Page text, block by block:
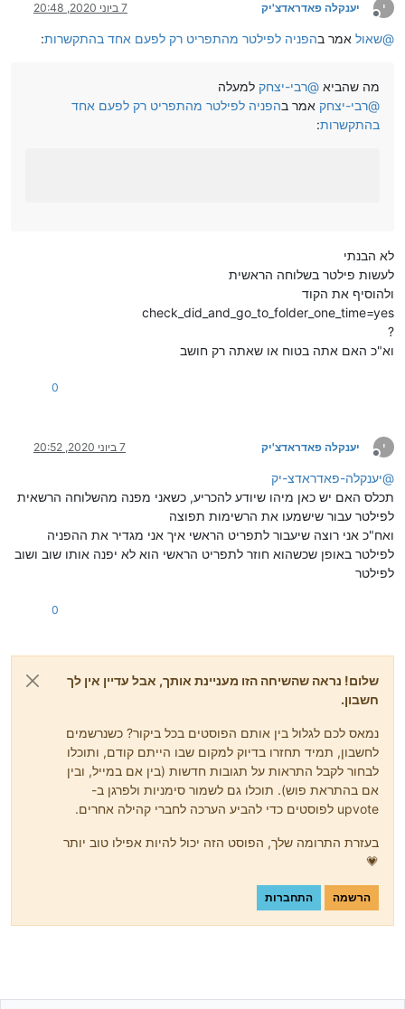
י
מנותק
יענקלה פאדראדצ'יק 7 ביוני 2020, 20:48
@שאול אמר בהפניה לפילטר מהתפריט רק לפעם אחד בהתקשרות:
מה שהביא @רבי-יצחק למעלה
@רבי-יצחק אמר בהפניה לפילטר מהתפריט רק לפעם אחד
בהתקשרות:
לא הבנתי
לעשות פילטר בשלוחה הראשית
ולהוסיף את הקוד
check_did_and_go_to_folder_one_time=yes
?
וא"כ האם אתה בטוח או שאתה רק חושב
0
י
מנותק
יענקלה פאדראדצ'יק 7 ביוני 2020, 20:52
@יענקלה-פאדראדצ-יק
תכלס האם יש כאן מיהו שיודע להכריע, כשאני מפנה מהשלוחה הרשאית
לפילטר עבור שישמעו את הרשימות תפוצה
ואח"כ אני רוצה שיעבור לתפריט הראשי איך אני מגדיר את ההפניה
לפילטר באופן שכשהוא חוזר לתפריט הראשי הוא לא יפנה אותו שוב ושוב
לפילטר
0
שלום! נראה שהשיחה הזו מעניינת אותך, אבל עדיין אין לך
חשבון.
נמאס לכם לגלול בין אותם הפוסטים בכל ביקור? כשנרשמים
לחשבון, תמיד תחזרו בדיוק למקום שבו הייתם קודם, ותוכלו
לבחור לקבל התראות על תגובות חדשות (בין אם במייל, ובין
אם בהתראת פוש). תוכלו גם לשמור סימניות ולפרגן ב-
upvote לפוסטים כדי להביע הערכה לחברי קהילה אחרים.
בעזרת התרומה שלך, הפוסט הזה יכול להיות אפילו טוב יותר
💗
הרשמה התחברות